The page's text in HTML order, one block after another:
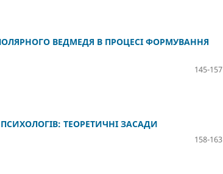
ВЕДМЕДЯ В ПРОЦЕСІ ФОРМУВАННЯ
145-157
ТЕОРЕТИЧНІ ЗАСАДИ
158-163